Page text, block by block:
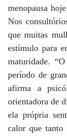
menopausa
Nos
que muitas
estímulo para
maturidade.
período de
afirma a
orientadora de
ela própria
calor que tanto